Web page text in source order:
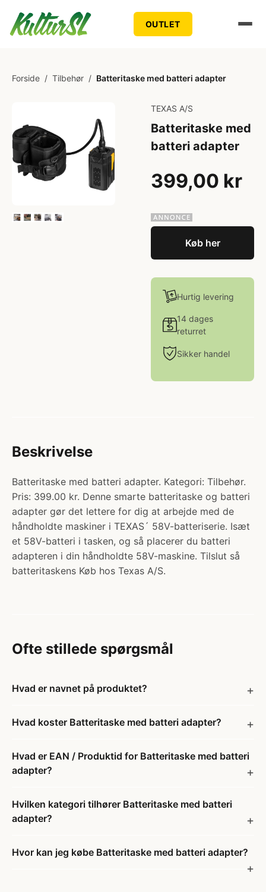
OUTLET
Forside / Tilbehør / Batteritaske med batteri adapter
TEXAS A/S
Batteritaske med
batteri adapter
399,00 kr
Køb her
Hurtig levering
14 dages
returret
Sikker handel
Beskrivelse
Batteritaske med batteri adapter. Kategori: Tilbehør.
Pris: 399.00 kr. Denne smarte batteritaske og batteri
adapter gør det lettere for dig at arbejde med de
håndholdte maskiner i TEXAS´ 58V-batteriserie. Isæt
et 58V-batteri i tasken, og så placerer du batteri
adapteren i din håndholdte 58V-maskine. Tilslut så
batteritaskens Køb hos Texas A/S.
Ofte stillede spørgsmål
Hvad er navnet på produktet?
Hvad koster Batteritaske med batteri adapter?
Hvad er EAN / Produktid for Batteritaske med batteri
adapter?
Hvilken kategori tilhører Batteritaske med batteri
adapter?
Hvor kan jeg købe Batteritaske med batteri adapter?